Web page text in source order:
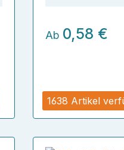
1638 Artikel
Ab 0,58 €